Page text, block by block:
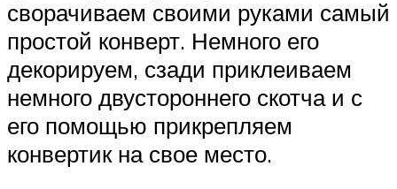
сворачиваем своими руками самый
простой конверт. Немного его
декорируем, сзади приклеиваем
немного двустороннего скотча и с
его помощью прикрепляем
конвертик на свое место.